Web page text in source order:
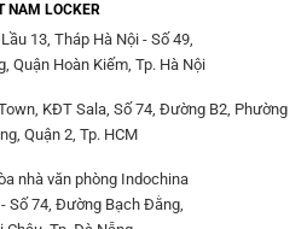
NAM LOCKER
Lầu 13, Tháp Hà Nội - Số 49,
Quận Hoàn Kiếm, Tp. Hà Nội
KĐT Sala, Số 74, Đường B2, Phường
Quận 2, Tp. HCM
nhà văn phòng Indochina
Số 74, Đường Bạch Đằng,